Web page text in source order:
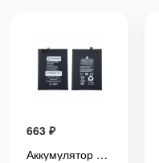
663 ₽
Аккумулятор для Xiaomi Redmi Note 10 Pro 4G/Redmi Note 9 Pro (BN53) - Battery Collection (Премиум)